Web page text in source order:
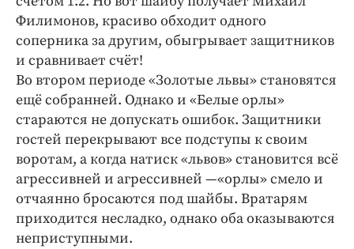
Филимонов, красиво обходит одного
соперника за другим, обыгрывает защитников
и сравнивает счёт!
Во втором периоде «Золотые львы» становятся
ещё собранней. Однако и «Белые орлы»
стараются не допускать ошибок. Защитники
гостей перекрывают все подступы к своим
воротам, а когда натиск «львов» становится всё
агрессивней и агрессивней —«орлы» смело и
отчаянно бросаются под шайбы. Вратарям
приходится несладко, однако оба оказываются
неприступными.